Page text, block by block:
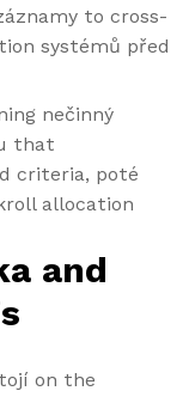
to cross-
systémů před
nečinný
that
criteria, poté
allocation
and
on the